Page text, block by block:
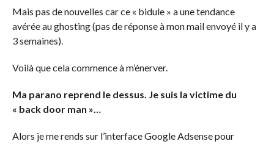
Mais pas de nouvelles car ce « bidule » a une tendance
avérée au ghosting (pas de réponse à mon mail envoyé il y a
3 semaines).
Voilà que cela commence à m’énerver.
Ma parano reprend le dessus. Je suis la victime du
« back door man »…
Alors je me rends sur l’interface Google Adsense pour